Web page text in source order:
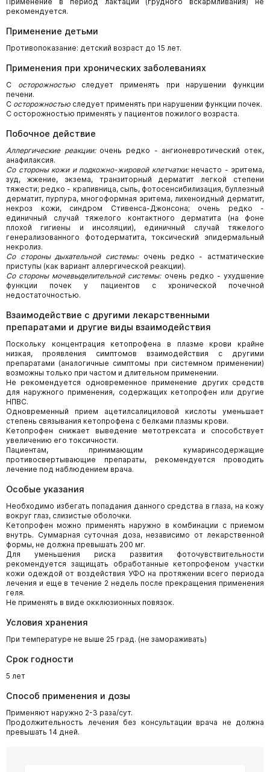
рекомендуется.
Применение детьми
Противопоказание: детский возраст до 15 лет.
Применения при хронических заболеваниях
С осторожностьюследует применять при нарушении функции
печени.
С осторожностью следует применять при нарушении функции почек.
С осторожностью применять у пациентов пожилого возраста.
Побочное действие
Аллергические реакции:очень редко - ангионевротический отек,
анафилаксия.
Со стороны кожи и подкожно-жировой клетчатки:нечасто - эритема,
зуд, жжение, экзема, транзиторный дерматит легкой степени
тяжести; редко - крапивница, сыпь, фотосенсибилизация, буллезный
дерматит, пурпура, многоформная эритема, лихеноидный дерматит,
некроз кожи, синдром Стивенса-Джонсона; очень редко -
единичный случай тяжелого контактного дерматита (на фоне
плохой гигиены и инсоляции), единичный случай тяжелого
генерализованного фотодерматита, токсический эпидермальный
некролиз.
Со стороны дыхательной системы:очень редко - астматические
приступы (как вариант аллергической реакции).
Со стороны мочевыделительной системы:очень редко - ухудшение
функции почек у пациентов с хронической почечной
недостаточностью.
Взаимодействие с другими лекарственными
препаратами и другие виды взаимодействия
Поскольку концентрация кетопрофена в плазме крови крайне
низкая, проявления симптомов взаимодействия с другими
препаратами (аналогичные симптомы при системном применении)
возможны только при частом и длительном применении.
Не рекомендуется одновременное применение других средств
для наружного применения, содержащих кетопрофен или другие
НПВС.
Одновременный прием ацетилсалициловой кислоты уменьшает
степень связывания кетопрофена с белками плазмы крови.
Кетопрофен снижает выведение метотрексата и способствует
увеличению его токсичности.
Пациентам, принимающим кумаринсодержащие
противосвертывающие препараты, рекомендуется проводить
лечение под наблюдением врача.
Особые указания
Необходимо избегать попадания данного средства в глаза, на кожу
вокруг глаз, слизистые оболочки.
Кетопрофен можно применять наружно в комбинации с приемом
внутрь. Суммарная суточная доза, независимо от лекарственной
формы, не должна превышать 200 мг.
Для уменьшения риска развития фоточувствительности
рекомендуется защищать обработанные кетопрофеном участки
кожи одеждой от воздействия УФО на протяжении всего периода
лечения и еще в течение 2 недель после прекращения применения
геля.
Не применять в виде окклюзионных повязок.
Условия хранения
При температуре не выше 25 град. (не замораживать)
Срок годности
5 лет
Способ применения и дозы
Применяют наружно 2-3 раза/сут.
Продолжительность лечения без консультации врача не должна
превышать 14 дней.